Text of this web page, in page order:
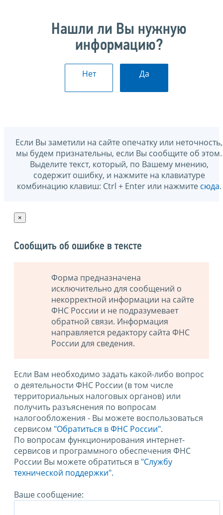
Нашли ли Вы нужную
информацию?
Нет Да
Если Вы заметили на сайте опечатку или неточность,
мы будем признательны, если Вы сообщите об этом.
Выделите текст, который, по Вашему мнению,
содержит ошибку, и нажмите на клавиатуре
комбинацию клавиш: Ctrl + Enter или нажмите сюда.
×
Сообщить об ошибке в тексте
Форма предназначена
исключительно для сообщений о
некорректной информации на сайте
ФНС России и не подразумевает
обратной связи. Информация
направляется редактору сайта ФНС
России для сведения.
Если Вам необходимо задать какой-либо вопрос
о деятельности ФНС России (в том числе
территориальных налоговых органов) или
получить разъяснения по вопросам
налогообложения - Вы можете воспользоваться
сервисом "Обратиться в ФНС России".
По вопросам функционирования интернет-
сервисов и программного обеспечения ФНС
России Вы можете обратиться в "Службу
технической поддержки".
Ваше сообщение: